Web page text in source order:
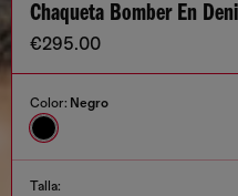
Chaqueta Bomber En
€295.00
Color: Negro
Talla: